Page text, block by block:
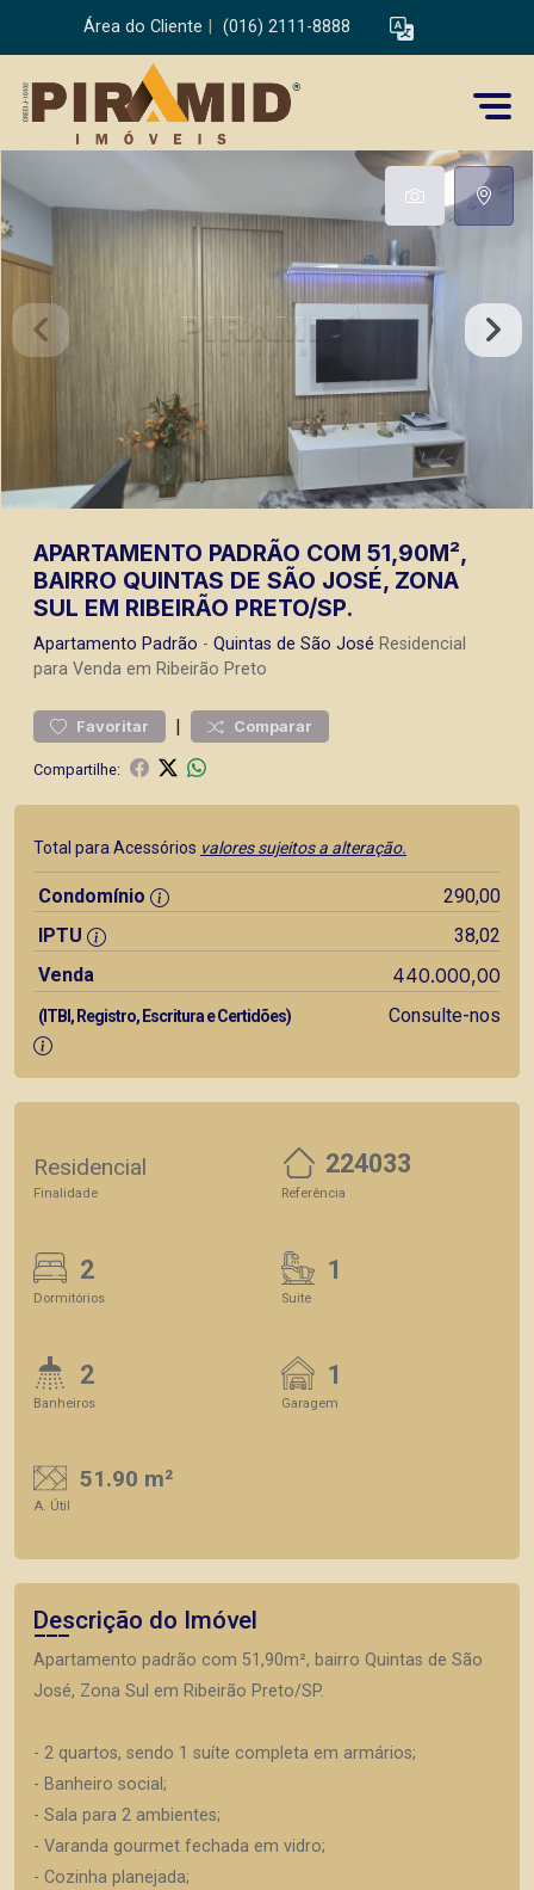
Área do Cliente (016) 2111-8888
APARTAMENTO PADRÃO COM 51,90M²,
BAIRRO QUINTAS DE SÃO JOSÉ, ZONA
SUL EM RIBEIRÃO PRETO/SP.
Apartamento Padrão - Quintas de São José Residencial
para Venda em Ribeirão Preto
Favoritar | Comparar
Compartilhe:
Total para Acessórios valores sujeitos a alteração.
Condomínio
290,00
IPTU
38,02
Venda
440.000,00
(ITBI, Registro, Escritura e Certidões) Consulte-nos
Residencial
Finalidade
224033
Referência
2
Dormitórios
1
Suite
2
Banheiros
1
Garagem
51.90 m²
A. Útil
Descrição do Imóvel
Apartamento padrão com 51,90m², bairro Quintas de São
José, Zona Sul em Ribeirão Preto/SP.
- 2 quartos, sendo 1 suíte completa em armários;
- Banheiro social;
- Sala para 2 ambientes;
- Varanda gourmet fechada em vidro;
- Cozinha planejada;